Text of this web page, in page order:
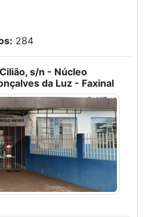
284
s/n - Núcleo
da Luz - Faxinal